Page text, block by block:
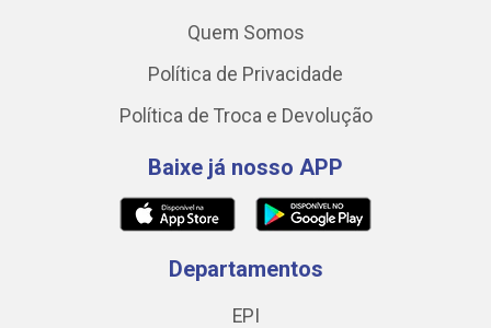
Quem Somos
Política de Privacidade
Política de Troca e Devolução
Baixe já nosso APP
Departamentos
EPI